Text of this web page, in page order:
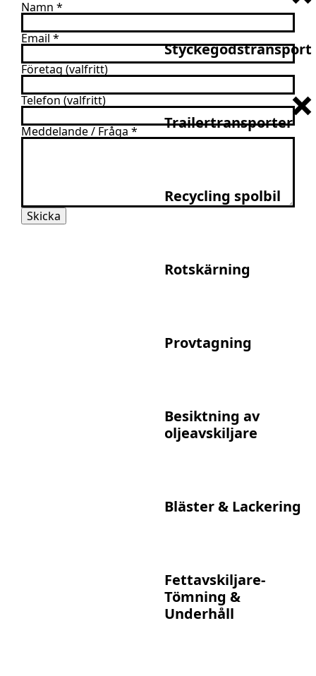
Styckegodstransport
Trailertransporter
Recycling spolbil
Rotskärning
Provtagning
Besiktning av
oljeavskiljare
Bläster & Lackering
Fettavskiljare-
Tömning &
Underhåll
Namn *
Email *
Företag (valfritt)
Telefon (valfritt)
Meddelande / Fråga *
Skicka